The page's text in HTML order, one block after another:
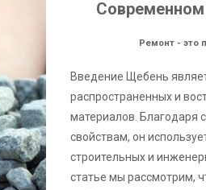
Современном
Ремонт - это
Введение Щебень
распространенных и
материалов. Благодаря
свойствам, он
строительных и
статье мы рассмотрим,